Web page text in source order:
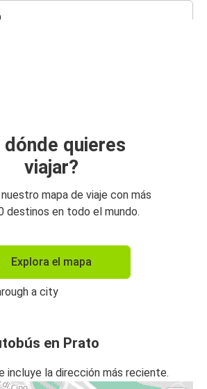
dónde quieres
viajar?
mapa de viaje con más
destinos en todo el mundo.
Explora el mapa
en Prato
incluye la dirección más reciente.